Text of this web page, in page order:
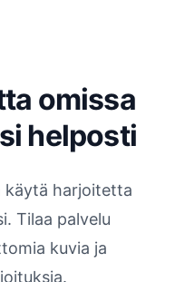
omissa
helposti
käytä harjoitetta
Tilaa palvelu
kuvia ja